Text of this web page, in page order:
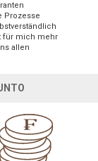
Prozesse
für mich mehr
allen